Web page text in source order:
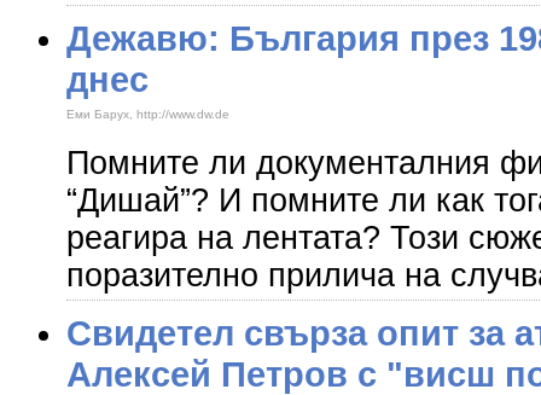
Дежавю: България през
днес
Еми Барух, http://www.dw.de
Помните ли документалния
“Дишай”? И помните ли как
реагира на лентата? Този
поразително прилича на
Свидетел свърза опит за
Алексей Петров с "висш